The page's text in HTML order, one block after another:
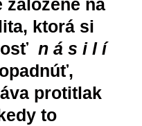
založené na
ktorá si
n á s i l í
protitlak
to